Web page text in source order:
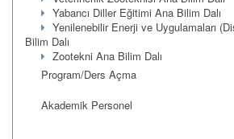
Yabancı Diller Eğitimi Ana Bilim Dalı
Yenilenebilir Enerji ve Uygulamaları
Bilim Dalı
Zootekni Ana Bilim Dalı
Program/Ders Açma
Akademik Personel